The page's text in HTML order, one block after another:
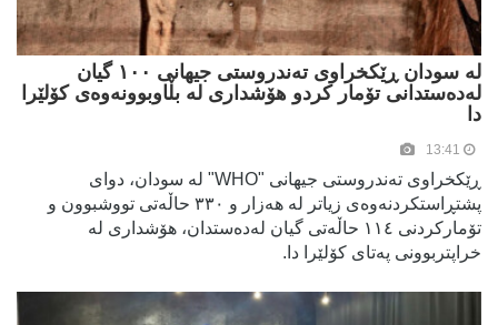
لە سودان ڕێکخراوی تەندروستی جیھانی ١٠٠ گیان
لەدەستدانی تۆمار کردو هۆشداری لە بڵاوبوونەوەی کۆلێرا
دا
ڕێکخراوی تەندروستی جیھانی "WHO" لە سودان، دوای
پشتڕاستکردنەوەی زیاتر لە ھەزار و ٣٣٠ حاڵەتی تووشبوون و
تۆمارکردنی ١١٤ حاڵەتی گیان لەدەستدان، هۆشداری لە
خراپتربوونی پەتای کۆلێرا دا.